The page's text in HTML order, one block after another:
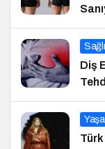
Diş
Türk